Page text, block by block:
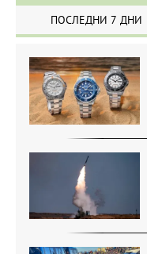
ПОСЛЕДНИ 7 ДНИ